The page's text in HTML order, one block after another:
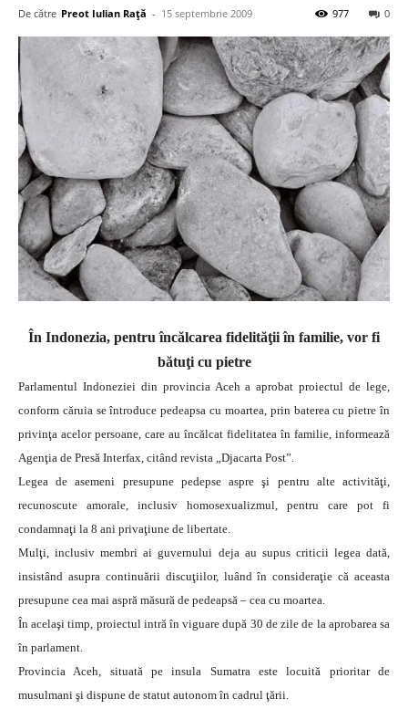
De către Preot Iulian Raţă - 15 septembrie 2009 0
977
În Indonezia, pentru încălcarea fidelităţii în familie, vor fi
bătuţi cu pietre
Parlamentul Indoneziei din provincia Aceh a aprobat proiectul de lege,
conform căruia se întroduce pedeapsa cu moartea, prin baterea cu pietre în
privinţa acelor persoane, care au încălcat fidelitatea în familie, informează
Agenţia de Presă Interfax, citând revista „Djacarta Post”.
Legea de asemeni presupune pedepse aspre şi pentru alte activităţi,
recunoscute amorale, inclusiv homosexualizmul, pentru care pot fi
condamnaţi la 8 ani privaţiune de libertate.
Mulţi, inclusiv membri ai guvernului deja au supus criticii legea dată,
insistând asupra continuării discuţiilor, luând în consideraţie că aceasta
presupune cea mai aspră măsură de pedeapsă – cea cu moartea.
În acelaşi timp, proiectul intră în viguare după 30 de zile de la aprobarea sa
în parlament.
Provincia Aceh, situată pe insula Sumatra este locuită prioritar de
musulmani şi dispune de statut autonom în cadrul ţării.